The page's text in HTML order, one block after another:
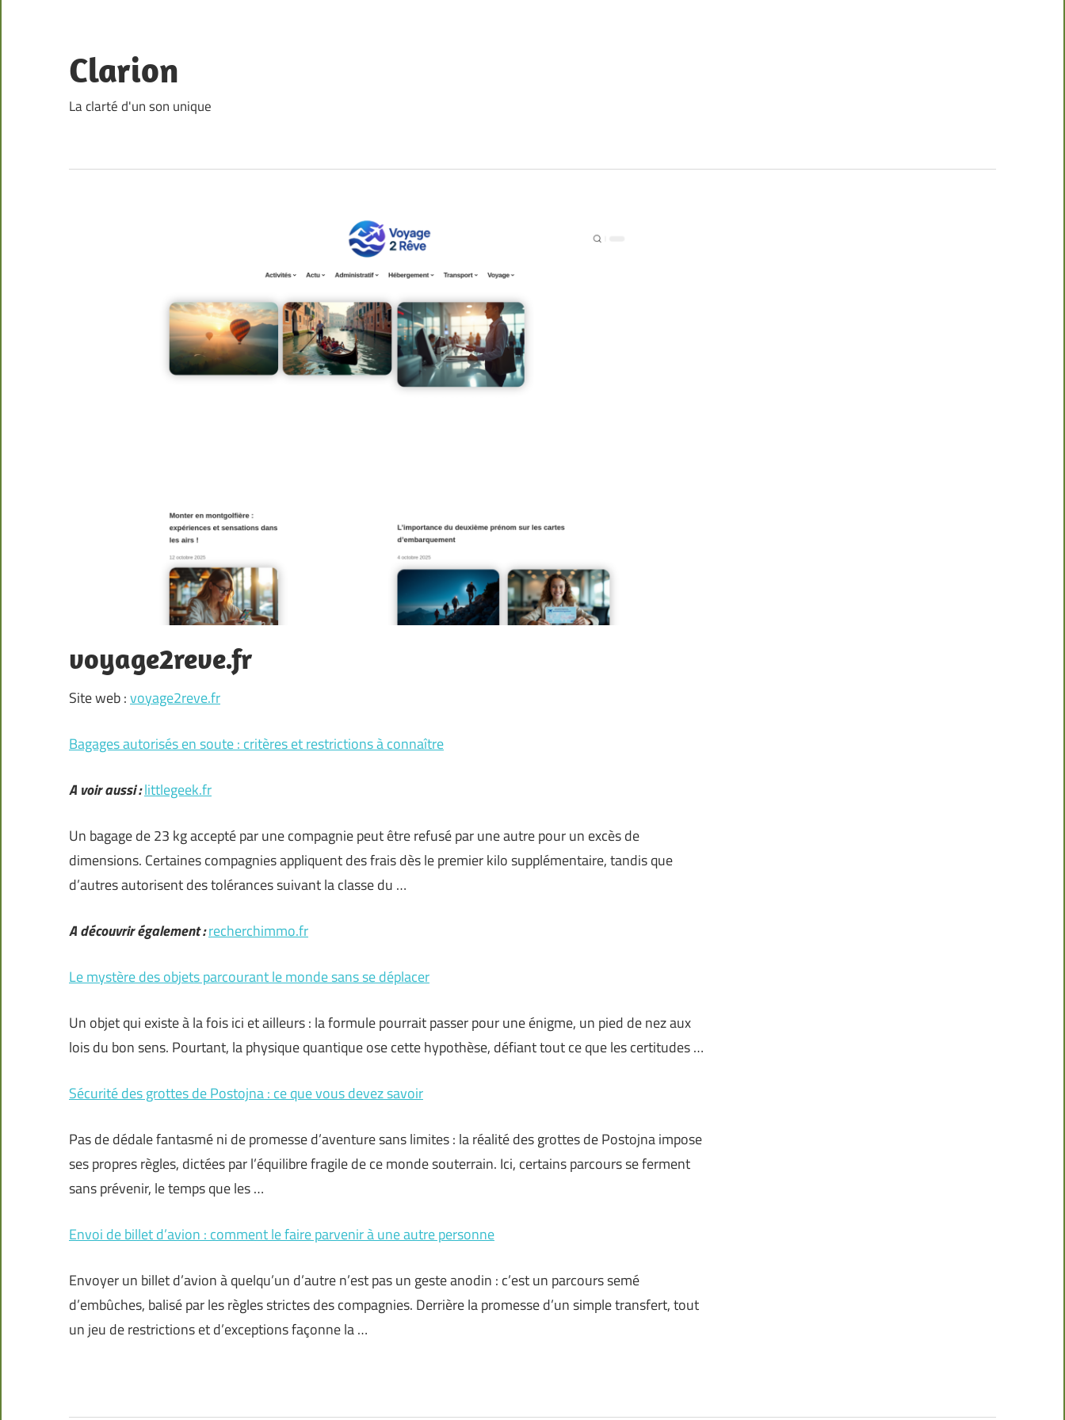
content
Clarion
La clarté d'un son unique
voyage2reve.fr
Site web :voyage2reve.fr
Bagages autorisés en soute : critères et restrictions à connaître
A voir aussi :littlegeek.fr
Un bagage de 23 kg accepté par une compagnie peut être refusé par une autre pour un excès de
dimensions. Certaines compagnies appliquent des frais dès le premier kilo supplémentaire, tandis que
d’autres autorisent des tolérances suivant la classe du …
A découvrir également :recherchimmo.fr
Le mystère des objets parcourant le monde sans se déplacer
Un objet qui existe à la fois ici et ailleurs : la formule pourrait passer pour une énigme, un pied de nez aux
lois du bon sens. Pourtant, la physique quantique ose cette hypothèse, défiant tout ce que les certitudes …
Sécurité des grottes de Postojna : ce que vous devez savoir
Pas de dédale fantasmé ni de promesse d’aventure sans limites : la réalité des grottes de Postojna impose
ses propres règles, dictées par l’équilibre fragile de ce monde souterrain. Ici, certains parcours se ferment
sans prévenir, le temps que les …
Envoi de billet d’avion : comment le faire parvenir à une autre personne
Envoyer un billet d’avion à quelqu’un d’autre n’est pas un geste anodin : c’est un parcours semé
d’embûches, balisé par les règles strictes des compagnies. Derrière la promesse d’un simple transfert, tout
un jeu de restrictions et d’exceptions façonne la …